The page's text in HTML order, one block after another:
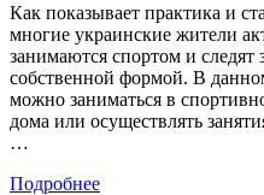
Как показывает практика и
многие украинские жители
занимаются спортом и следят
собственной формой. В
можно заниматься в
дома или осуществлять
…
Подробнее